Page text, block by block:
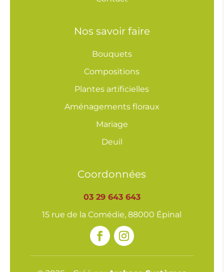
Nos savoir faire
Bouquets
Compositions
Plantes artificielles
Aménagements floraux
Mariage
Deuil
Coordonnées
03 29 643 643
15 rue de la Comédie, 88000 Épinal